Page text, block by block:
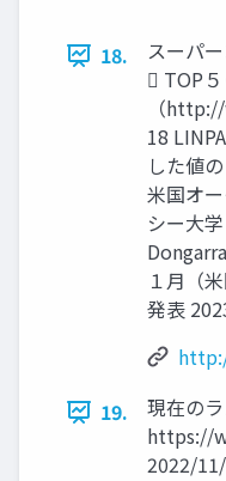
18.
スーパ
 TOP
（
18
した値
米国オ
シー大
１月（
発表
19.
現在の
https://
2022/